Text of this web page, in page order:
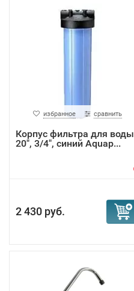
избранное сравнить
Корпус фильтра для воды
20", 3/4", синий Aquap...
2 430 руб.